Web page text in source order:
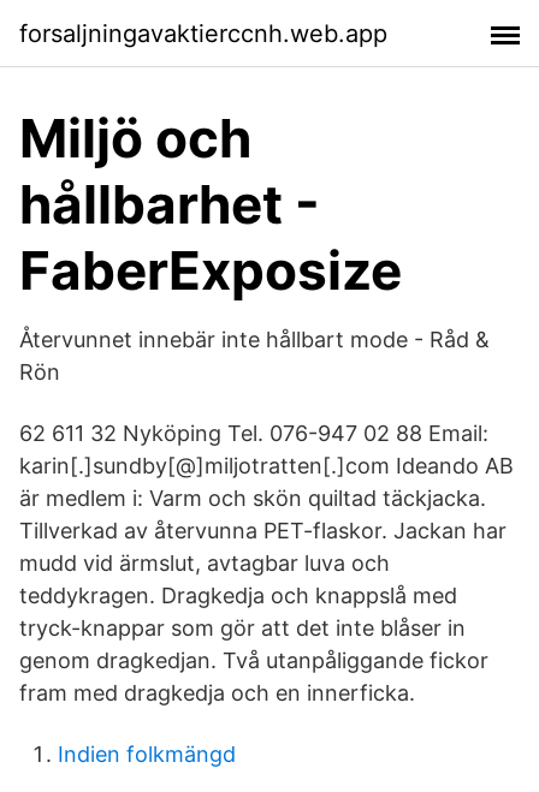
forsaljningavaktierccnh.web.app
Miljö och
hållbarhet -
FaberExposize
Återvunnet innebär inte hållbart mode - Råd &
Rön
62 611 32 Nyköping Tel. 076-947 02 88 Email:
karin[.]sundby[@]miljotratten[.]com Ideando AB
är medlem i: Varm och skön quiltad täckjacka.
Tillverkad av återvunna PET-flaskor. Jackan har
mudd vid ärmslut, avtagbar luva och
teddykragen. Dragkedja och knappslå med
tryck-knappar som gör att det inte blåser in
genom dragkedjan. Två utanpåliggande fickor
fram med dragkedja och en innerficka.
Indien folkmängd